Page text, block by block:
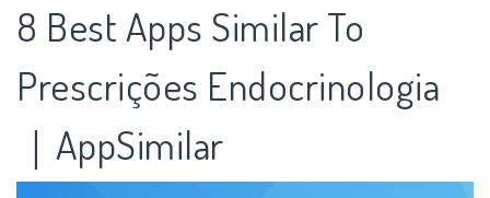
8 Best Apps Similar To
Prescrições Endocrinologia
｜AppSimilar